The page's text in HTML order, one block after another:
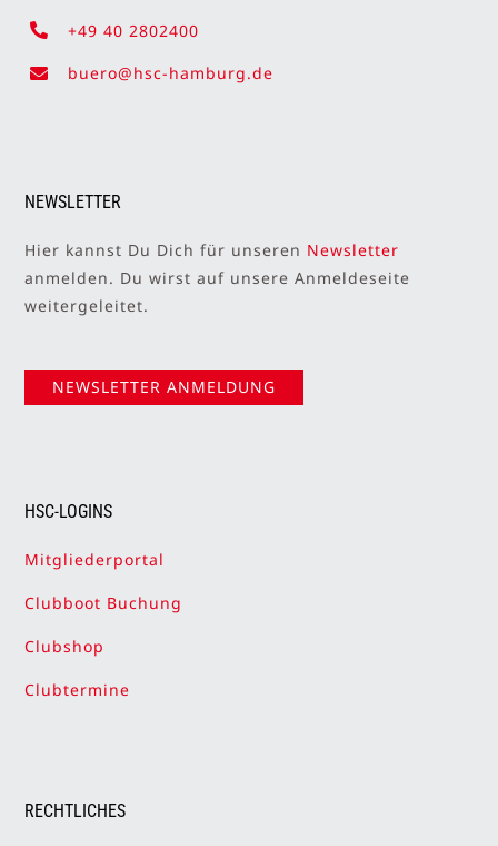
+49 40 2802400
buero@hsc-hamburg.de
NEWSLETTER
Hier kannst Du Dich für unseren Newsletter
anmelden. Du wirst auf unsere Anmeldeseite
weitergeleitet.
NEWSLETTER ANMELDUNG
HSC-LOGINS
Mitgliederportal
Clubboot Buchung
Clubshop
Clubtermine
RECHTLICHES